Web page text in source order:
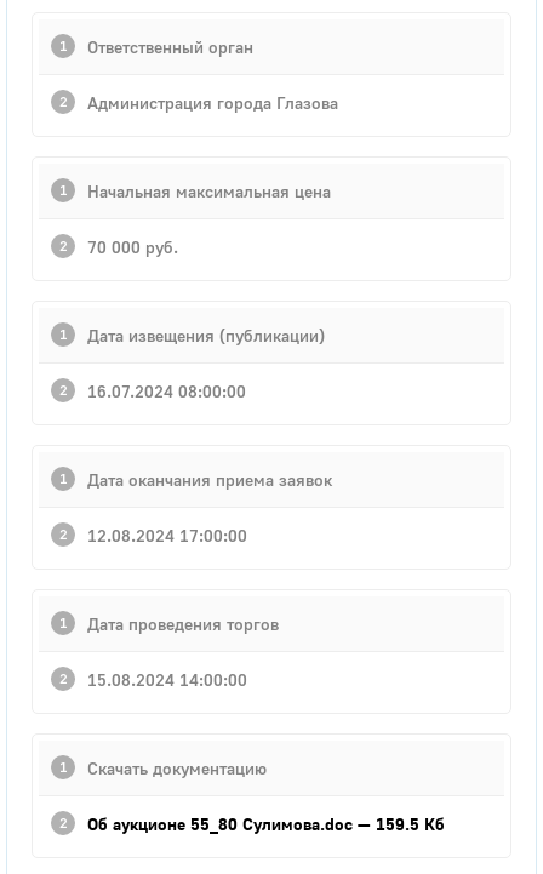
Ответственный орган
Администрация города Глазова
Начальная максимальная цена
70 000 руб.
Дата извещения (публикации)
16.07.2024 08:00:00
Дата оканчания приема заявок
12.08.2024 17:00:00
Дата проведения торгов
15.08.2024 14:00:00
Скачать документацию
Об аукционе 55_80 Сулимова.doc — 159.5 Кб